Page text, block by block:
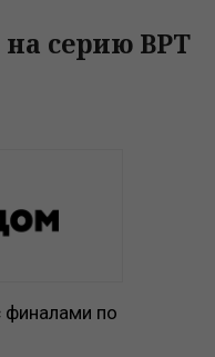
серию BPT
финалами по